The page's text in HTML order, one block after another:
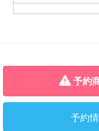
予約
予約